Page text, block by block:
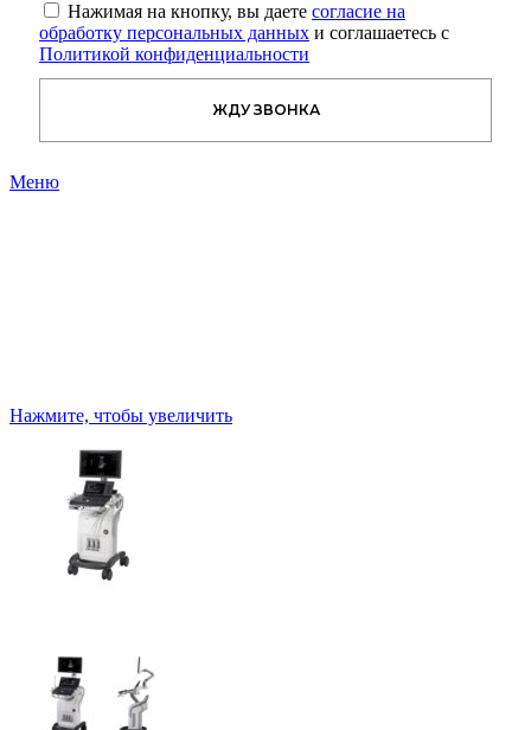
Нажимая на кнопку, вы даете согласие на
обработку персональных данных и соглашаетесь с
Политикой конфиденциальности
ЖДУ ЗВОНКА
Меню
Нажмите, чтобы увеличить